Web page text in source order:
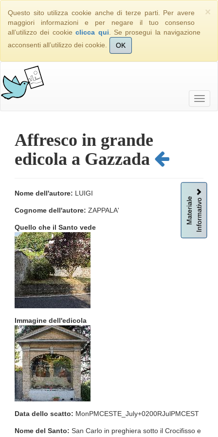
×
Questo sito utilizza cookie anche di terze parti. Per avere
maggiori informazioni e per negare il tuo consenso
all’utilizzo dei cookieclicca qui . Se prosegui la navigazione
acconsenti all’utilizzo dei cookie.
OK
Affresco in grande
edicola a Gazzada
MaterialeInformativo
Nome dell'autore: LUIGI
Cognome dell'autore: ZAPPALA'
Quello che il Santo vede
Immagine dell'edicola
Data dello scatto: MonPMCESTE_July+0200RJulPMCEST
Nome del Santo: San Carlo in preghiera sotto il Crocifisso e